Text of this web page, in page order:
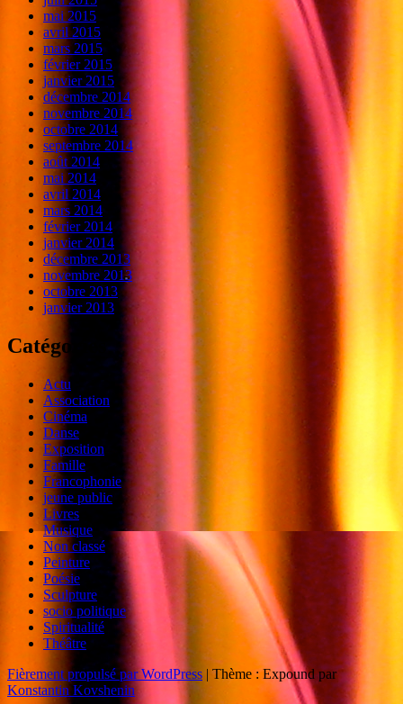
mai 2015
avril 2015
mars 2015
février 2015
janvier 2015
décembre 2014
novembre 2014
octobre 2014
septembre 2014
août 2014
mai 2014
avril 2014
mars 2014
février 2014
janvier 2014
décembre 2013
novembre 2013
octobre 2013
janvier 2013
Catégories
Actu
Association
Cinéma
Danse
Exposition
Famille
Francophonie
jeune public
Livres
Musique
Non classé
Peinture
Poésie
Sculpture
socio politique
Spiritualité
Théâtre
Fièrement propulsé par WordPress | Thème : Expound par
Konstantin Kovshenin